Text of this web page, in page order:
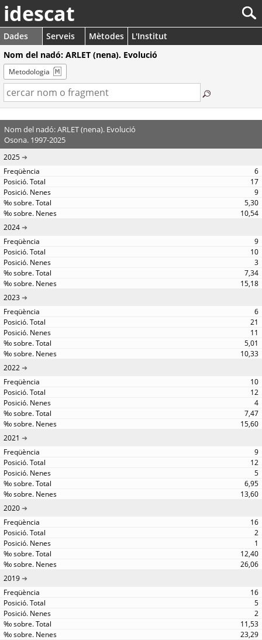
idescat
Dades Serveis Mètodes
L'Institut
Nom del nadó: ARLET (nena). Evolució
Metodologia
Nom del nadó: ARLET (nena). Evolució
Osona. 1997-2025
2025
6
17
9
5,30
10,54
2024
9
10
3
7,34
15,18
2023
6
21
11
5,01
10,33
2022
10
12
4
7,47
15,60
2021
9
12
5
6,95
13,60
2020
16
2
1
12,40
26,06
2019
16
5
2
11,53
23,29